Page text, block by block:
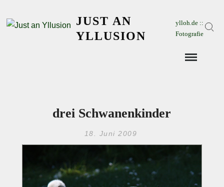
JUST AN
YLLUSION
ylloh.de ::
Fotografie
drei Schwanenkinder
18. Juni 2009